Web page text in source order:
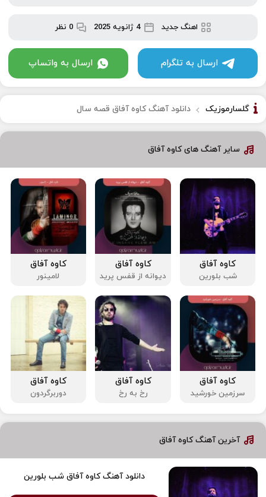
اهنگ جدید 4 ژانویه 2025 0 نظر
ارسال به تلگرام ارسال به واتساپ
گلسارموزیک دانلود آهنگ کاوه آفاق قصه سال
سایر آهنگ های کاوه آفاق
کاوه آفاق
شب بلورین
کاوه آفاق
دیوانه از قفس پرید
کاوه آفاق
لامینور
کاوه آفاق
سرزمین خورشید
کاوه آفاق
رخ به رخ
کاوه آفاق
دوربرگردون
آخرین آهنگ کاوه آفاق
دانلود آهنگ کاوه آفاق شب بلورین